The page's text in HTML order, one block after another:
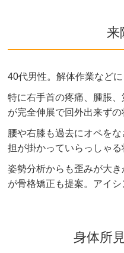
来
40代男性。解体作業などに
特に右手首の疼痛、腫脹
が完全伸展で回外出来ずの
腰や右膝も過去にオペを
担が掛かっていらっしゃる
姿勢分析からも歪みが大
が骨格矯正も提案。アイシ
身体所